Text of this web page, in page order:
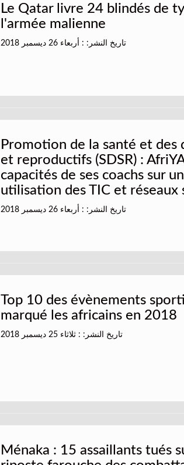
Le Qatar livre 24 blindés de
l'armée malienne
تاريخ النشر: : أربعاء 26 ديسمبر 2018
Promotion de la santé et des
et reproductifs (SDSR) :
capacités de ses coachs sur
utilisation des TIC et réseaux
تاريخ النشر: : أربعاء 26 ديسمبر 2018
Top 10 des évènements
marqué les africains en 2018
تاريخ النشر: : ثلاثاء 25 ديسمبر 2018
Ménaka : 15 assaillants tués